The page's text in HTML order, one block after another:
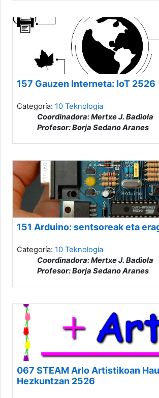
157 Gauzen Interneta: IoT 2526
Categoría: 10 Teknología
Coordinadora: Mertxe J. Badiola
Profesor: Borja Sedano Aranes
151 Arduino: sentsoreak eta
Categoría: 10 Teknología
Coordinadora: Mertxe J. Badiola
Profesor: Borja Sedano Aranes
067 STEAM Arlo Artistikoan
Hezkuntzan 2526